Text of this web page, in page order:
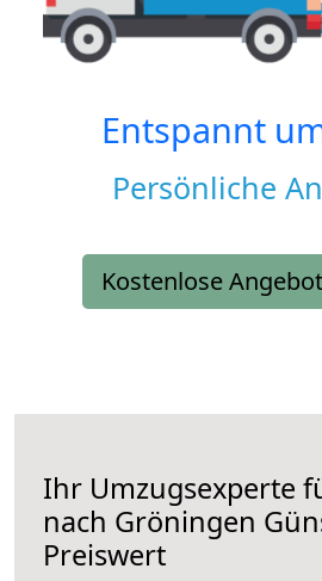
Entspannt
Persönliche
Kostenlose
Ihr Umzugsexperte
nach Gröningen
Preiswert